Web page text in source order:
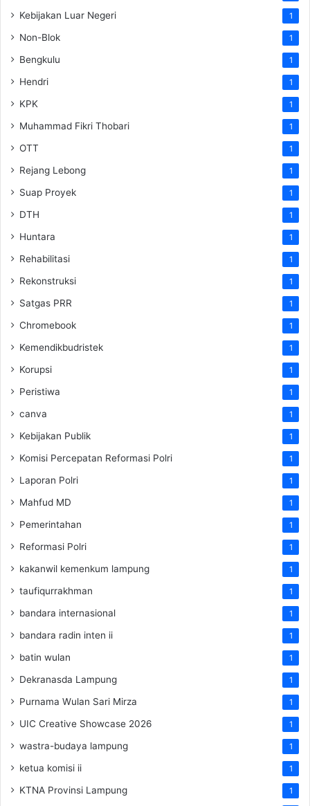
Kebijakan Luar Negeri 1
Non-Blok 1
Bengkulu 1
Hendri 1
KPK 1
Muhammad Fikri Thobari 1
OTT 1
Rejang Lebong 1
Suap Proyek 1
DTH 1
Huntara 1
Rehabilitasi 1
Rekonstruksi 1
Satgas PRR 1
Chromebook 1
Kemendikbudristek 1
Korupsi 1
Peristiwa 1
canva 1
Kebijakan Publik 1
Komisi Percepatan Reformasi Polri 1
Laporan Polri 1
Mahfud MD 1
Pemerintahan 1
Reformasi Polri 1
kakanwil kemenkum lampung 1
taufiqurrakhman 1
bandara internasional 1
bandara radin inten ii 1
batin wulan 1
Dekranasda Lampung 1
Purnama Wulan Sari Mirza 1
UIC Creative Showcase 2026 1
wastra-budaya lampung 1
ketua komisi ii 1
KTNA Provinsi Lampung 1